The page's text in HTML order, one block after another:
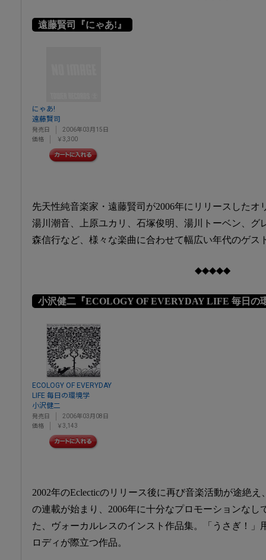
遠藤賢司『にゃあ!』
にゃあ!
遠藤賢司
発売日
2006年03月15日
価格
￥3,300
先天性純音楽家・遠藤賢司が2006年にリリースしたオ
湯川潮音、上原ユカリ、石塚俊明、湯川トーベン、グ
森信行など、様々な楽曲に合わせて幅広い年代のゲス
◆◆◆◆◆
小沢健二『ECOLOGY OF EVERYDAY LIFE 毎日の
ECOLOGY OF EVERYDAY
LIFE 毎日の環境学
小沢健二
発売日
2006年03月08日
価格
￥3,143
2002年のEclecticのリリース後に再び音楽活動が途絶
の連載が始まり、2006年に十分なプロモーションなし
た、ヴォーカルレスのインスト作品集。「うさぎ！」
ロディが際立つ作品。